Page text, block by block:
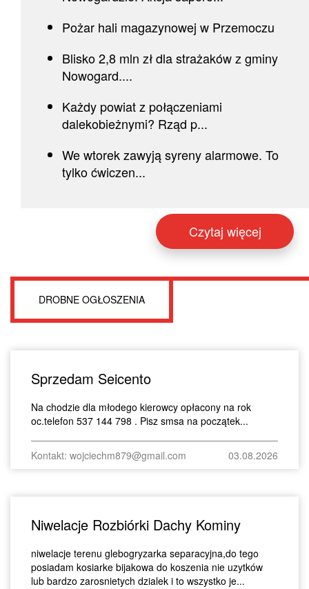
Pożar hali magazynowej w Przemoczu
Blisko 2,8 mln zł dla strażaków z gminy
Nowogard....
Każdy powiat z połączeniami
dalekobieżnymi? Rząd p...
We wtorek zawyją syreny alarmowe. To
tylko ćwiczen...
Czytaj więcej
DROBNE OGŁOSZENIA
Sprzedam Seicento
Na chodzie dla młodego kierowcy opłacony na rok
oc.telefon 537 144 798 . Pisz smsa na początek...
Kontakt: wojciechm879@gmail.com 03.08.2026
Niwelacje Rozbiórki Dachy Kominy
niwelacje terenu glebogryzarka separacyjna,do tego
posiadam kosiarke bijakowa do koszenia nie uzytków
lub bardzo zarosnietych dzialek i to wszystko je...